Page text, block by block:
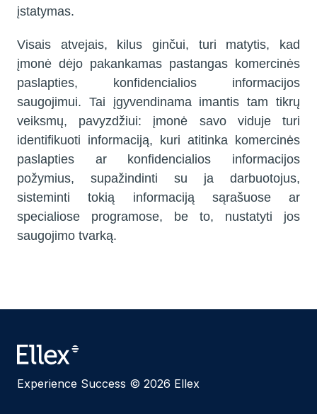
įstatymas.
Visais atvejais, kilus ginčui, turi matytis, kad
įmonė dėjo pakankamas pastangas komercinės
paslapties, konfidencialios informacijos
saugojimui. Tai įgyvendinama imantis tam tikrų
veiksmų, pavyzdžiui: įmonė savo viduje turi
identifikuoti informaciją, kuri atitinka komercinės
paslapties ar konfidencialios informacijos
požymius, supažindinti su ja darbuotojus,
sisteminti tokią informaciją sąrašuose ar
specialiose programose, be to, nustatyti jos
saugojimo tvarką.
Experience Success © 2026 Ellex